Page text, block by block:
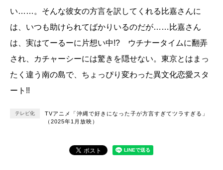
い……。そんな彼女の方言を訳してくれる比嘉さんに
は、いつも助けられてばかりいるのだが……比嘉さん
は、実はてーるーに片想い中!? ウチナータイムに翻弄
され、カチャーシーには驚きを隠せない。東京とはまっ
たく違う南の島で、ちょっぴり変わった異文化恋愛スタ
ート!!
テレビ化
TVアニメ「沖縄で好きになった子が方言すぎてツラすぎる」
（2025年1月放映）